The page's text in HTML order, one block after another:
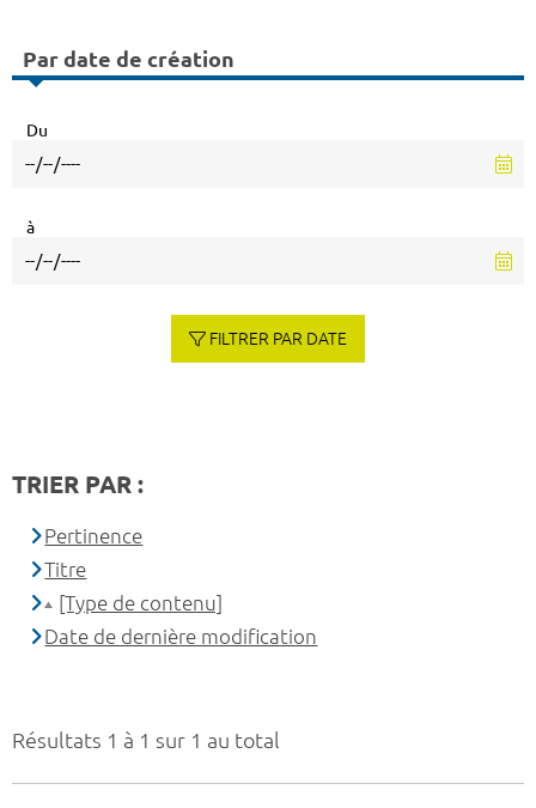
Résultats 1 à 1 sur 1 au total
Par date de création
Du
à
FILTRER PAR DATE
TRIER PAR :
Pertinence
Titre
[Type de contenu]
Date de dernière modification